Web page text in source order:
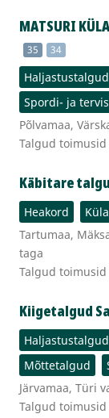
MATSURI
35 34
Haljastustalgud
Spordi- ja
Põlvamaa,
Talgud toimusid
Käbitare
Heakord
Tartumaa,
taga
Talgud toimusid
Kiigetalgud
Haljastustalgud
Mõttetalgud
Järvamaa, Türi
Talgud toimusid